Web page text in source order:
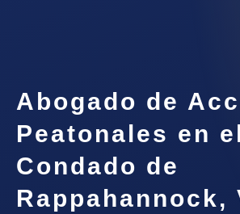
Abogado de
Peatonales en
Condado de
Rappahannock,